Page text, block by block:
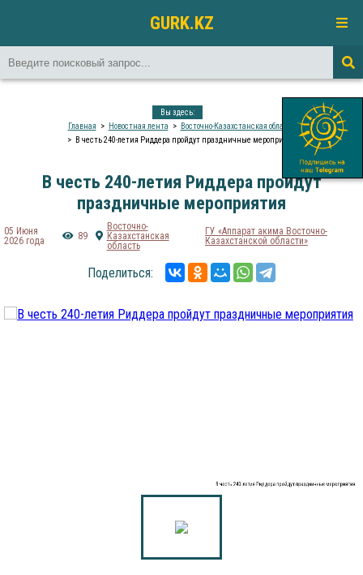
GURK.KZ
Вы здесь:
Главная
Новостная лента
Восточно-Казахстанская область
В честь 240-летия Риддера пройдут праздничные мероприятия
В честь 240-летия Риддера пройдут
праздничные мероприятия
05 Июня
2026 года
89
Восточно-
Казахстанская
область
ГУ «Аппарат акима Восточно-
Казахстанской области»
Поделиться:
В честь 240-летия Риддера пройдут праздничные мероприятия